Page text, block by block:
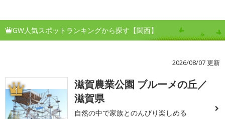
GW人気スポットランキングから探す【関西】
2026/08/07 更新
1
滋賀農業公園 ブルーメの丘／
滋賀県
自然の中で家族とのんびり楽しめる